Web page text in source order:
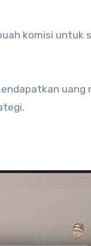
komisi untuk
uang